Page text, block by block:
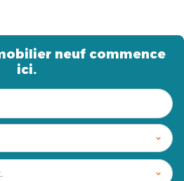
neuf commence
ici.